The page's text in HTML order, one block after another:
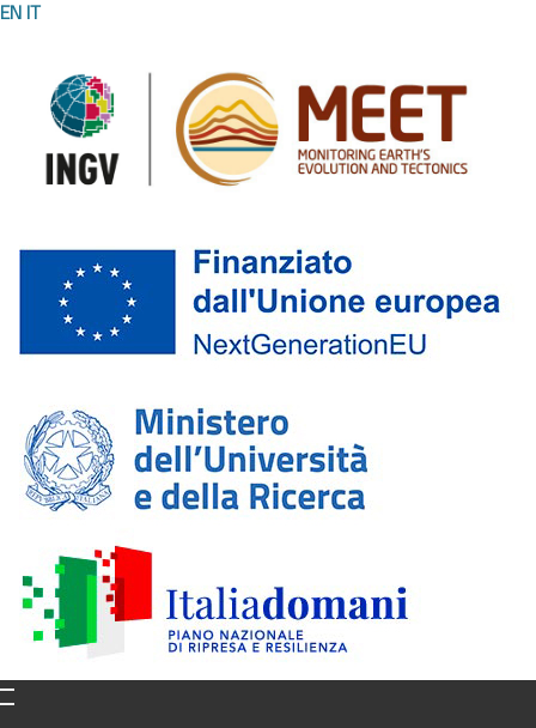
EN IT